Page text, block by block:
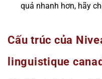
quả nhanh hơn, hãy
Cấu trúc của
linguistique